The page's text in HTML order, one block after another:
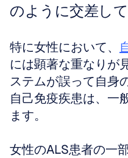
のように交差し
特に女性において、
には顕著な重なりが
ステムが誤って自身
自己免疫疾患は、一
ます。
女性のALS患者の一